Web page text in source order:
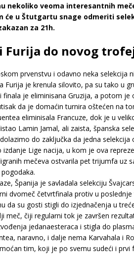
nekoliko veoma interesantnih
će u Štutgartu snage odmeriti
za 21h.
Furija do novog
prvenstvu i odavno neka selekcija
Furija je krenula silovito, pa su tako u
finala je eliminisana Gruzija, a potom
da je domaćin turnira oštećen na
eliminisala Francuze, dok je u
Lamin Jamal, ali zaista, španska
do zaključka da jedna
Lige nacija, u kom je ova
mečeva ostvarila pet trijumfa
Španija je savladala selekciju
dvomeč četvrtfinala protiv u
da su gosti stigli do izjednačenja u
meč, čiji regularni tok je završen
jedanaesteraca i stigla do
naravno, i dalje nema Karvahala i
tim, koji je po svemu sudeći i